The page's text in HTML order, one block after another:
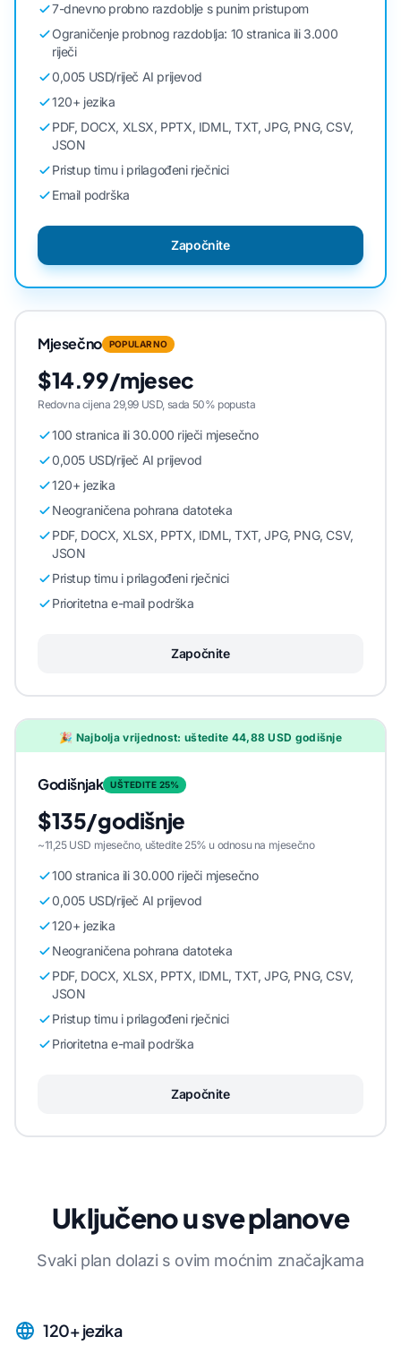
7-dnevno probno razdoblje s punim pristupom
Ograničenje probnog razdoblja: 10 stranica ili 3.000
riječi
0,005 USD/riječ AI prijevod
120+ jezika
PDF, DOCX, XLSX, PPTX, IDML, TXT, JPG, PNG, CSV,
JSON
Pristup timu i prilagođeni rječnici
Email podrška
Započnite
Mjesečno POPULARNO
$14.99/mjesec
Redovna cijena 29,99 USD, sada 50% popusta
100 stranica ili 30.000 riječi mjesečno
0,005 USD/riječ AI prijevod
120+ jezika
Neograničena pohrana datoteka
PDF, DOCX, XLSX, PPTX, IDML, TXT, JPG, PNG, CSV,
JSON
Pristup timu i prilagođeni rječnici
Prioritetna e-mail podrška
Započnite
🎉 Najbolja vrijednost: uštedite 44,88 USD godišnje
Godišnjak UŠTEDITE 25%
$135/godišnje
~11,25 USD mjesečno, uštedite 25% u odnosu na mjesečno
100 stranica ili 30.000 riječi mjesečno
0,005 USD/riječ AI prijevod
120+ jezika
Neograničena pohrana datoteka
PDF, DOCX, XLSX, PPTX, IDML, TXT, JPG, PNG, CSV,
JSON
Pristup timu i prilagođeni rječnici
Prioritetna e-mail podrška
Započnite
Uključeno u sve planove
Svaki plan dolazi s ovim moćnim značajkama
120+ jezika